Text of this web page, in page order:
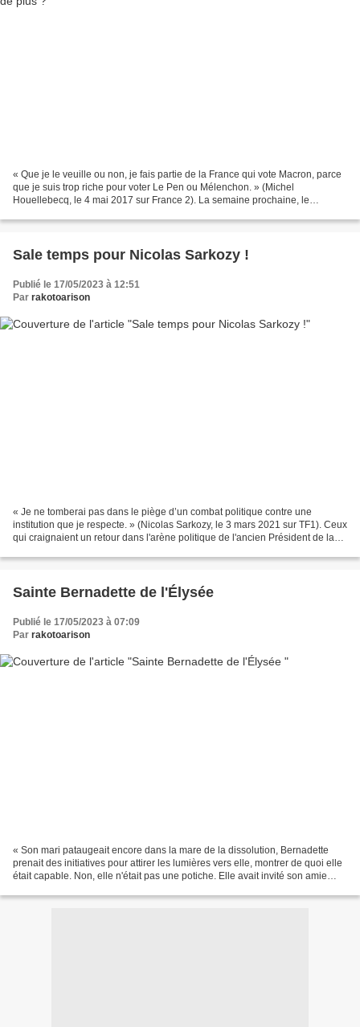
« Que je le veuille ou non, je fais partie de la France qui vote Macron, parce
que je suis trop riche pour voter Le Pen ou Mélenchon. » (Michel
Houellebecq, le 4 mai 2017 sur France 2). La semaine prochaine, le
Sale temps pour Nicolas Sarkozy !
Publié le 17/05/2023 à 12:51
Par rakotoarison
« Je ne tomberai pas dans le piège d’un combat politique contre une
institution que je respecte. » (Nicolas Sarkozy, le 3 mars 2021 sur TF1). Ceux
qui craignaient un retour dans l'arène politique de l'ancien Président de la
Sainte Bernadette de l'Élysée
Publié le 17/05/2023 à 07:09
Par rakotoarison
« Son mari pataugeait encore dans la mare de la dissolution, Bernadette
prenait des initiatives pour attirer les lumières vers elle, montrer de quoi elle
était capable. Non, elle n'était pas une potiche. Elle avait invité son amie